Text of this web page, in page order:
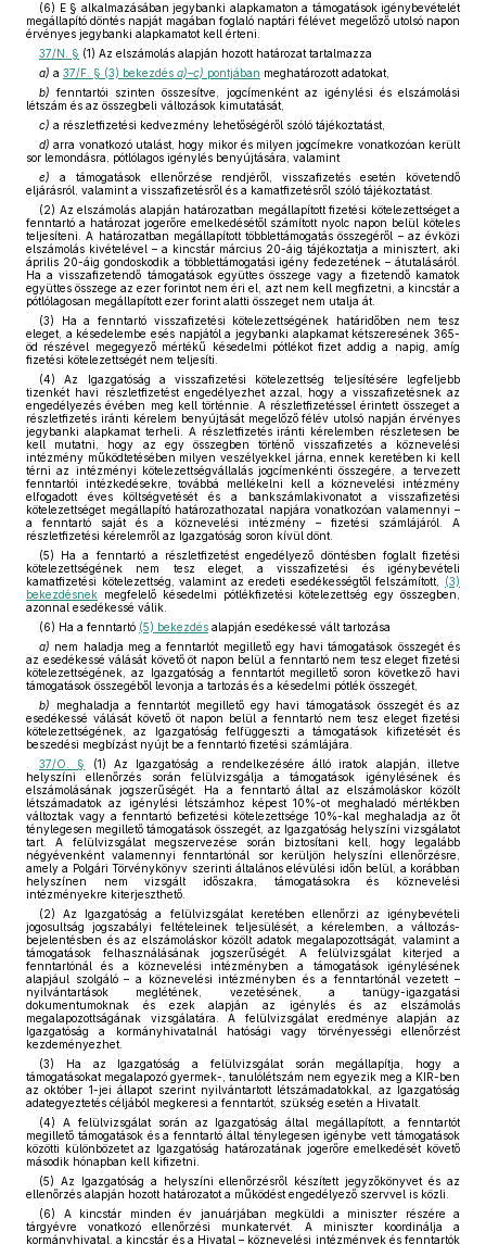
(6) E § alkalmazásában jegybanki alapkamaton a támogatások igénybevételét
megállapító döntés napját magában foglaló naptári félévet megelőző utolsó napon
érvényes jegybanki alapkamatot kell érteni.
37/N. § (1) Az elszámolás alapján hozott határozat tartalmazza
a) a 37/F. § (3) bekezdés a)–c) pontjában meghatározott adatokat,
b) fenntartói szinten összesítve, jogcímenként az igénylési és elszámolási
létszám és az összegbeli változások kimutatását,
c) a részletfizetési kedvezmény lehetőségéről szóló tájékoztatást,
d) arra vonatkozó utalást, hogy mikor és milyen jogcímekre vonatkozóan került
sor lemondásra, pótlólagos igénylés benyújtására, valamint
e) a támogatások ellenőrzése rendjéről, visszafizetés esetén követendő
eljárásról, valamint a visszafizetésről és a kamatfizetésről szóló tájékoztatást.
(2) Az elszámolás alapján határozatban megállapított fizetési kötelezettséget a
fenntartó a határozat jogerőre emelkedésétől számított nyolc napon belül köteles
teljesíteni. A határozatban megállapított többlettámogatás összegéről – az évközi
elszámolás kivételével – a kincstár március 20-áig tájékoztatja a minisztert, aki
április 20-áig gondoskodik a többlettámogatási igény fedezetének – átutalásáról.
Ha a visszafizetendő támogatások együttes összege vagy a fizetendő kamatok
együttes összege az ezer forintot nem éri el, azt nem kell megfizetni, a kincstár a
pótlólagosan megállapított ezer forint alatti összeget nem utalja át.
(3) Ha a fenntartó visszafizetési kötelezettségének határidőben nem tesz
eleget, a késedelembe esés napjától a jegybanki alapkamat kétszeresének 365-
öd részével megegyező mértékű késedelmi pótlékot fizet addig a napig, amíg
fizetési kötelezettségét nem teljesíti.
(4) Az Igazgatóság a visszafizetési kötelezettség teljesítésére legfeljebb
tizenkét havi részletfizetést engedélyezhet azzal, hogy a visszafizetésnek az
engedélyezés évében meg kell történnie. A részletfizetéssel érintett összeget a
részletfizetés iránti kérelem benyújtását megelőző félév utolsó napján érvényes
jegybanki alapkamat terheli. A részletfizetés iránti kérelemben részletesen be
kell mutatni, hogy az egy összegben történő visszafizetés a köznevelési
intézmény működtetésében milyen veszélyekkel járna, ennek keretében ki kell
térni az intézményi kötelezettségvállalás jogcímenkénti összegére, a tervezett
fenntartói intézkedésekre, továbbá mellékelni kell a köznevelési intézmény
elfogadott éves költségvetését és a bankszámlakivonatot a visszafizetési
kötelezettséget megállapító határozathozatal napjára vonatkozóan valamennyi –
a fenntartó saját és a köznevelési intézmény – fizetési számlájáról. A
részletfizetési kérelemről az Igazgatóság soron kívül dönt.
(5) Ha a fenntartó a részletfizetést engedélyező döntésben foglalt fizetési
kötelezettségének nem tesz eleget, a visszafizetési és igénybevételi
kamatfizetési kötelezettség, valamint az eredeti esedékességtől felszámított, (3)
bekezdésnek megfelelő késedelmi pótlékfizetési kötelezettség egy összegben,
azonnal esedékessé válik.
(6) Ha a fenntartó (5) bekezdés alapján esedékessé vált tartozása
a) nem haladja meg a fenntartót megillető egy havi támogatások összegét és
az esedékessé válását követő öt napon belül a fenntartó nem tesz eleget fizetési
kötelezettségének, az Igazgatóság a fenntartót megillető soron következő havi
támogatások összegéből levonja a tartozás és a késedelmi pótlék összegét,
b) meghaladja a fenntartót megillető egy havi támogatások összegét és az
esedékessé válását követő öt napon belül a fenntartó nem tesz eleget fizetési
kötelezettségének, az Igazgatóság felfüggeszti a támogatások kifizetését és
beszedési megbízást nyújt be a fenntartó fizetési számlájára.
37/O. §
(1) Az Igazgatóság a rendelkezésére álló iratok alapján, illetve
helyszíni ellenőrzés során felülvizsgálja a támogatások igénylésének és
elszámolásának jogszerűségét. Ha a fenntartó által az elszámoláskor közölt
létszámadatok az igénylési létszámhoz képest 10%-ot meghaladó mértékben
változtak vagy a fenntartó befizetési kötelezettsége 10%-kal meghaladja az őt
ténylegesen megillető támogatások összegét, az Igazgatóság helyszíni vizsgálatot
tart. A felülvizsgálat megszervezése során biztosítani kell, hogy legalább
négyévenként valamennyi fenntartónál sor kerüljön helyszíni ellenőrzésre,
amely a Polgári Törvénykönyv szerinti általános elévülési időn belül, a korábban
helyszínen nem vizsgált időszakra, támogatásokra és köznevelési
intézményekre kiterjeszthető.
(2) Az Igazgatóság a felülvizsgálat keretében ellenőrzi az igénybevételi
jogosultság jogszabályi feltételeinek teljesülését, a kérelemben, a változás-
bejelentésben és az elszámoláskor közölt adatok megalapozottságát, valamint a
támogatások felhasználásának jogszerűségét. A felülvizsgálat kiterjed a
fenntartónál és a köznevelési intézményben a támogatások igénylésének
alapjául szolgáló – a köznevelési intézményben és a fenntartónál vezetett –
nyilvántartások meglétének, vezetésének, a tanügy-igazgatási
dokumentumoknak és ezek alapján az igénylés és az elszámolás
megalapozottságának vizsgálatára. A felülvizsgálat eredménye alapján az
Igazgatóság a kormányhivatalnál hatósági vagy törvényességi ellenőrzést
kezdeményezhet.
(3) Ha az Igazgatóság a felülvizsgálat során megállapítja, hogy a
támogatásokat megalapozó gyermek-, tanulólétszám nem egyezik meg a KIR-ben
az október 1-jei állapot szerint nyilvántartott létszámadatokkal, az Igazgatóság
adategyeztetés céljából megkeresi a fenntartót, szükség esetén a Hivatalt.
(4) A felülvizsgálat során az Igazgatóság által megállapított, a fenntartót
megillető támogatások és a fenntartó által ténylegesen igénybe vett támogatások
közötti különbözetet az Igazgatóság határozatának jogerőre emelkedését követő
második hónapban kell kifizetni.
(5) Az Igazgatóság a helyszíni ellenőrzésről készített jegyzőkönyvet és az
ellenőrzés alapján hozott határozatot a működést engedélyező szervvel is közli.
(6) A kincstár minden év januárjában megküldi a miniszter részére a
tárgyévre vonatkozó ellenőrzési munkatervét. A miniszter koordinálja a
kormányhivatal, a kincstár és a Hivatal – köznevelési intézmények és fenntartók